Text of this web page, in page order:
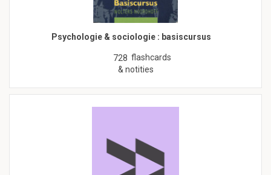
Psychologie & sociologie : basiscursus
728 flashcards
& notities